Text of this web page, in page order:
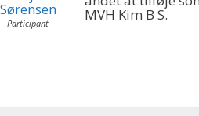
Sørensen
Participant MVH Kim B S.